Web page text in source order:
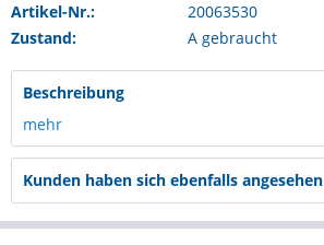
Artikel-Nr.:
20063530
Zustand:
A gebraucht
Beschreibung
mehr
Kunden haben sich ebenfalls angesehen